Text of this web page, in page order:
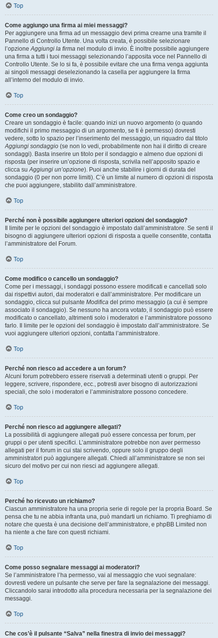
Top
Come aggiungo una firma ai miei messaggi?
Per aggiungere una firma ad un messaggio devi prima crearne una tramite il
Pannello di Controllo Utente. Una volta creata, è possibile selezionare
l’opzioneAggiungi la firma nel modulo di invio. È inoltre possibile aggiungere
una firma a tutti i tuoi messaggi selezionando l’apposita voce nel Pannello di
Controllo Utente. Se lo si fa, è possibile evitare che una firma venga aggiunta
ai singoli messaggi deselezionando la casella per aggiungere la firma
all’interno del modulo di invio.
Top
Come creo un sondaggio?
Creare un sondaggio è facile: quando inizi un nuovo argomento (o quando
modifichi il primo messaggio di un argomento, se ti è permesso) dovresti
vedere, sotto lo spazio per l’inserimento del messaggio, un riquadro dal titolo
Aggiungi sondaggio (se non lo vedi, probabilmente non hai il diritto di creare
sondaggi). Basta inserire un titolo per il sondaggio e almeno due opzioni di
risposta (per inserire un’opzione di risposta, scrivila nell’apposito spazio e
clicca suAggiungi un’opzione). Puoi anche stabilire i giorni di durata del
sondaggio (0 per non porre limiti). C’è un limite al numero di opzioni di risposta
che puoi aggiungere, stabilito dall’amministratore.
Top
Perché non è possibile aggiungere ulteriori opzioni del sondaggio?
Il limite per le opzioni del sondaggio è impostato dall’amministratore. Se senti il
bisogno di aggiungere ulteriori opzioni di risposta a quelle consentite, contatta
l’amministratore del Forum.
Top
Come modifico o cancello un sondaggio?
Come per i messaggi, i sondaggi possono essere modificati e cancellati solo
dai rispettivi autori, dai moderatori e dall’amministratore. Per modificare un
sondaggio, clicca sul pulsante Modifica del primo messaggio (a cui è sempre
associato il sondaggio). Se nessuno ha ancora votato, il sondaggio può essere
modificato o cancellato, altrimenti solo i moderatori e l’amministratore possono
farlo. Il limite per le opzioni del sondaggio è impostato dall’amministratore. Se
vuoi aggiungere ulteriori opzioni, contatta l’amministratore.
Top
Perché non riesco ad accedere a un forum?
Alcuni forum potrebbero essere riservati a determinati utenti o gruppi. Per
leggere, scrivere, rispondere, ecc., potresti aver bisogno di autorizzazioni
speciali, che solo i moderatori e l’amministratore possono concedere.
Top
Perché non riesco ad aggiungere allegati?
La possibilità di aggiungere allegati può essere concessa per forum, per
gruppi o per utenti specifici. L’amministratore potrebbe non aver permesso
allegati per il forum in cui stai scrivendo, oppure solo il gruppo degli
amministratori può aggiungere allegati. Chiedi all’amministratore se non sei
sicuro del motivo per cui non riesci ad aggiungere allegati.
Top
Perché ho ricevuto un richiamo?
Ciascun amministratore ha una propria serie di regole per la propria Board. Se
pensa che tu ne abbia infranta una, può mandarti un richiamo. Ti preghiamo di
notare che questa è una decisione dell’amministratore, e phpBB Limited non
ha niente a che fare con questi richiami.
Top
Come posso segnalare messaggi ai moderatori?
Se l’amministratore l’ha permesso, vai al messaggio che vuoi segnalare:
dovresti vedere un pulsante che serve per fare la segnalazione dei messaggi.
Cliccandolo sarai introdotto alla procedura necessaria per la segnalazione dei
messaggi.
Top
Che cos’è il pulsante “Salva” nella finestra di invio dei messaggi?